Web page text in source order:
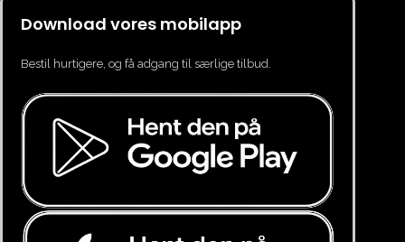
Download vores mobilapp
Bestil hurtigere, og få adgang til særlige tilbud.